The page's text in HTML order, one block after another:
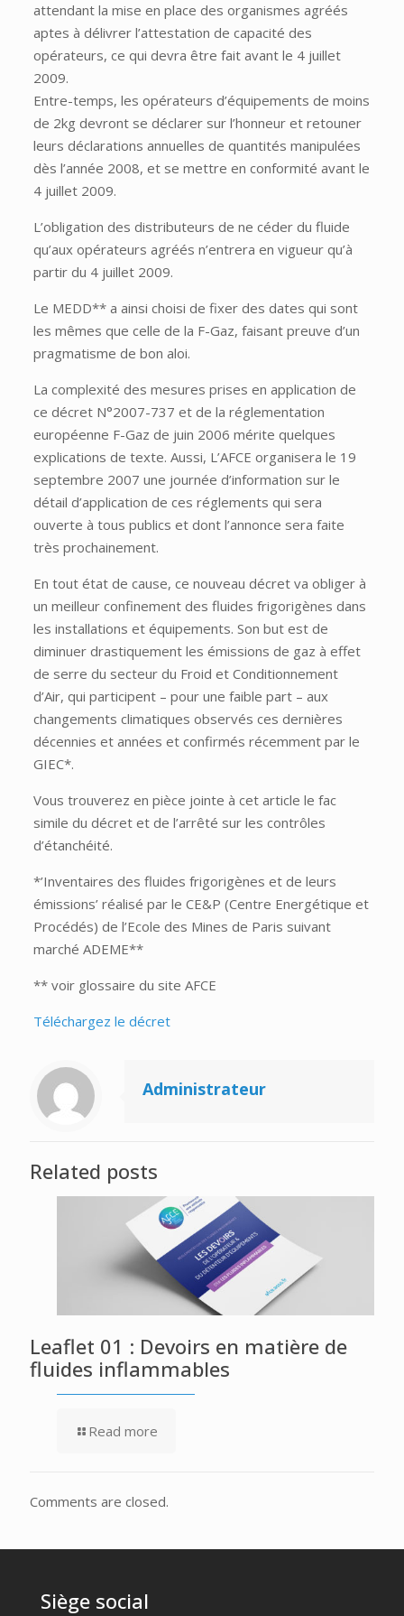
attendant la mise en place des organismes agréés
aptes à délivrer l’attestation de capacité des
opérateurs, ce qui devra être fait avant le 4 juillet
2009.
Entre-temps, les opérateurs d’équipements de moins
de 2kg devront se déclarer sur l’honneur et retouner
leurs déclarations annuelles de quantités manipulées
dès l’année 2008, et se mettre en conformité avant le
4 juillet 2009.
L’obligation des distributeurs de ne céder du fluide
qu’aux opérateurs agréés n’entrera en vigueur qu’à
partir du 4 juillet 2009.
Le MEDD** a ainsi choisi de fixer des dates qui sont
les mêmes que celle de la F-Gaz, faisant preuve d’un
pragmatisme de bon aloi.
La complexité des mesures prises en application de
ce décret N°2007-737 et de la réglementation
européenne F-Gaz de juin 2006 mérite quelques
explications de texte. Aussi, L’AFCE organisera le 19
septembre 2007 une journée d’information sur le
détail d’application de ces réglements qui sera
ouverte à tous publics et dont l’annonce sera faite
très prochainement.
En tout état de cause, ce nouveau décret va obliger à
un meilleur confinement des fluides frigorigènes dans
les installations et équipements. Son but est de
diminuer drastiquement les émissions de gaz à effet
de serre du secteur du Froid et Conditionnement
d’Air, qui participent – pour une faible part – aux
changements climatiques observés ces dernières
décennies et années et confirmés récemment par le
GIEC*.
Vous trouverez en pièce jointe à cet article le fac
simile du décret et de l’arrêté sur les contrôles
d’étanchéité.
*’Inventaires des fluides frigorigènes et de leurs
émissions’ réalisé par le CE&P (Centre Energétique et
Procédés) de l’Ecole des Mines de Paris suivant
marché ADEME**
** voir glossaire du site AFCE
Téléchargez le décret
Administrateur
Related posts
Leaflet 01 : Devoirs en matière de
fluides inflammables
Read more
Comments are closed.
Siège social